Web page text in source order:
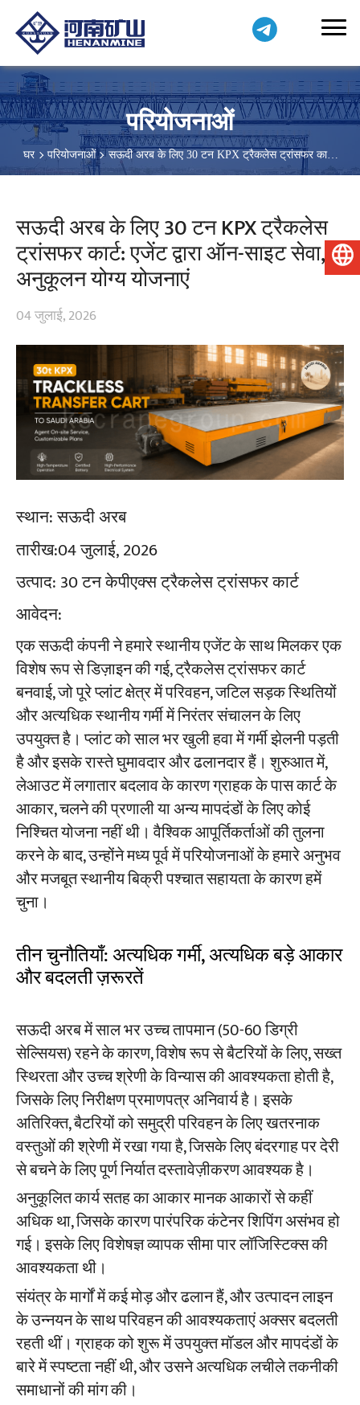
परियोजनाओं
ब्लॉग
अनुप्रयोग
हमारे बारे में
संपर्क करें
परियोजनाओं
घर परियोजनाओं
सऊदी अरब के लिए 30 टन KPX ट्रैकलेस ट्रांसफर कार्ट:
एजेंट द्वारा ऑन-साइट सेवा, अनुकूलन योग्य योजनाएं
सऊदी अरब के लिए 30 टन KPX ट्रैकलेस
ट्रांसफर कार्ट: एजेंट द्वारा ऑन-साइट सेवा,
अनुकूलन योग्य योजनाएं
04 जुलाई, 2026
स्थान:सऊदी अरब
तारीख:04 जुलाई, 2026
उत्पाद: 30 टन केपीएक्स ट्रैकलेस ट्रांसफर कार्ट
आवेदन:
एक सऊदी कंपनी ने हमारे स्थानीय एजेंट के साथ मिलकर एक
विशेष रूप से डिज़ाइन की गई, ट्रैकलेस ट्रांसफर कार्ट
बनवाई, जो पूरे प्लांट क्षेत्र में परिवहन, जटिल सड़क स्थितियों
और अत्यधिक स्थानीय गर्मी में निरंतर संचालन के लिए
उपयुक्त है। प्लांट को साल भर खुली हवा में गर्मी झेलनी पड़ती
है और इसके रास्ते घुमावदार और ढलानदार हैं। शुरुआत में,
लेआउट में लगातार बदलाव के कारण ग्राहक के पास कार्ट के
आकार, चलने की प्रणाली या अन्य मापदंडों के लिए कोई
निश्चित योजना नहीं थी। वैश्विक आपूर्तिकर्ताओं की तुलना
करने के बाद, उन्होंने मध्य पूर्व में परियोजनाओं के हमारे अनुभव
और मजबूत स्थानीय बिक्री पश्चात सहायता के कारण हमें
चुना।
तीन चुनौतियाँ: अत्यधिक गर्मी, अत्यधिक बड़े आकार
और बदलती ज़रूरतें
सऊदी अरब में साल भर उच्च तापमान (50-60 डिग्री
सेल्सियस) रहने के कारण, विशेष रूप से बैटरियों के लिए, सख्त
स्थिरता और उच्च श्रेणी के विन्यास की आवश्यकता होती है,
जिसके लिए निरीक्षण प्रमाणपत्र अनिवार्य है। इसके
अतिरिक्त, बैटरियों को समुद्री परिवहन के लिए खतरनाक
वस्तुओं की श्रेणी में रखा गया है, जिसके लिए बंदरगाह पर देरी
से बचने के लिए पूर्ण निर्यात दस्तावेज़ीकरण आवश्यक है।
अनुकूलित कार्य सतह का आकार मानक आकारों से कहीं
अधिक था, जिसके कारण पारंपरिक कंटेनर शिपिंग असंभव हो
गई। इसके लिए विशेषज्ञ व्यापक सीमा पार लॉजिस्टिक्स की
आवश्यकता थी।
संयंत्र के मार्गों में कई मोड़ और ढलान हैं, और उत्पादन लाइन
के उन्नयन के साथ परिवहन की आवश्यकताएं अक्सर बदलती
रहती थीं। ग्राहक को शुरू में उपयुक्त मॉडल और मापदंडों के
बारे में स्पष्टता नहीं थी, और उसने अत्यधिक लचीले तकनीकी
समाधानों की मांग की।
हिन्दी